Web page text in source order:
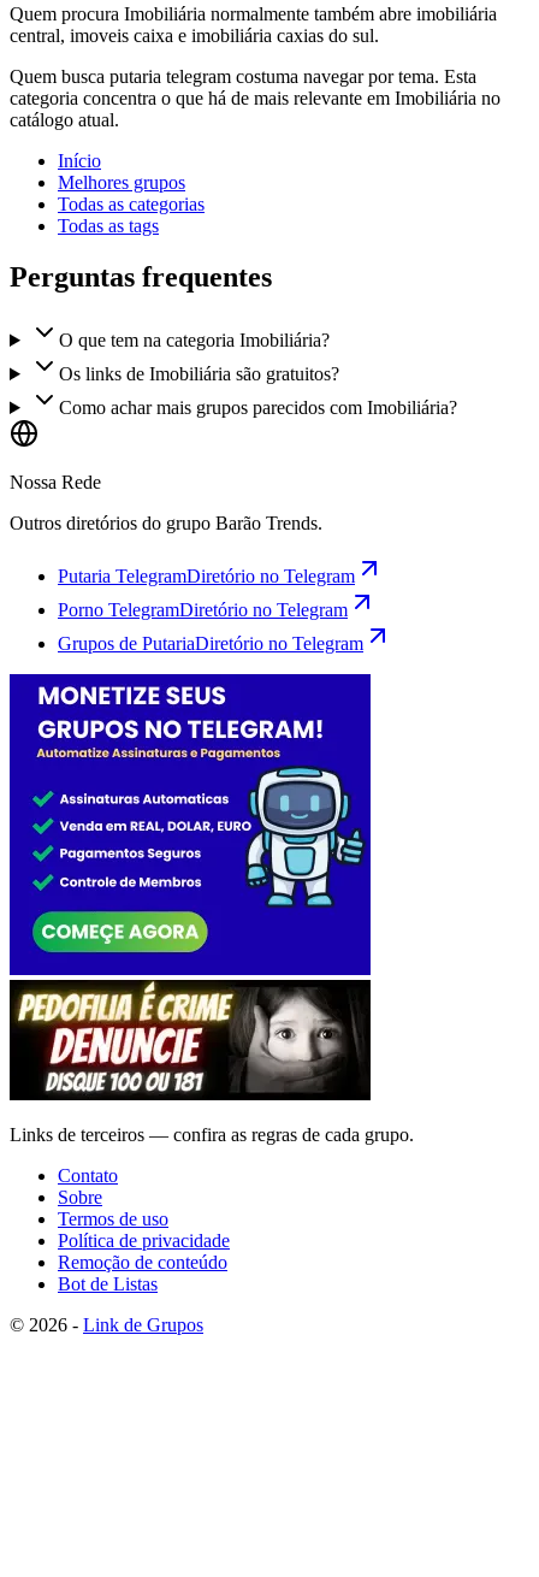
Quem procura Imobiliária normalmente também abre imobiliária
central, imoveis caixa e imobiliária caxias do sul.
Quem busca putaria telegram costuma navegar por tema. Esta
categoria concentra o que há de mais relevante em Imobiliária no
catálogo atual.
Início
Melhores grupos
Todas as categorias
Todas as tags
Perguntas frequentes
O que tem na categoria Imobiliária?
Os links de Imobiliária são gratuitos?
Como achar mais grupos parecidos com Imobiliária?
Nossa Rede
Outros diretórios do grupo Barão Trends.
Putaria TelegramDiretório no Telegram
Porno TelegramDiretório no Telegram
Grupos de PutariaDiretório no Telegram
Links de terceiros — confira as regras de cada grupo.
Contato
Sobre
Termos de uso
Política de privacidade
Remoção de conteúdo
Bot de Listas
© 2026 - Link de Grupos